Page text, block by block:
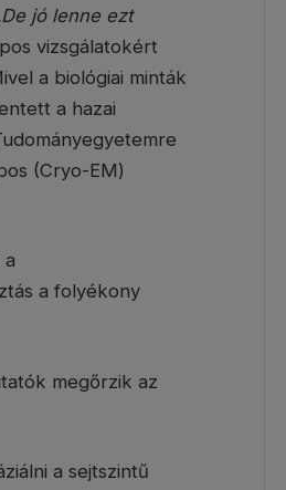
jó lenne ezt
vizsgálatokért
a biológiai minták
a hazai
(Cryo-EM)
a folyékony
megőrzik az
a sejtszintű